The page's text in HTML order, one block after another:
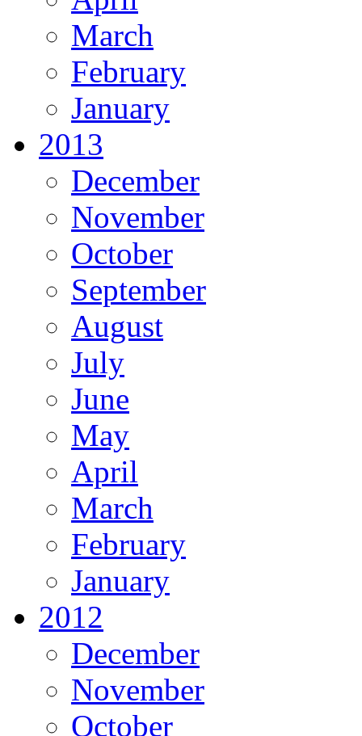
March
February
January
2013
December
November
October
September
August
July
June
May
April
March
February
January
2012
December
November
October